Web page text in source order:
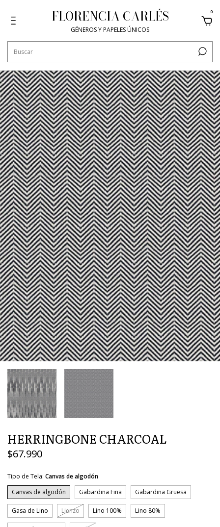
FLORENCIA CARLÉS
GÉNEROS Y PAPELES ÚNICOS
0
HERRINGBONE CHARCOAL
$67.990
Tipo de Tela: Canvas de algodón
Canvas de algodón
Gabardina Fina Gabardina Gruesa
Gasa de Lino Lienzo Lino 100% Lino 80%